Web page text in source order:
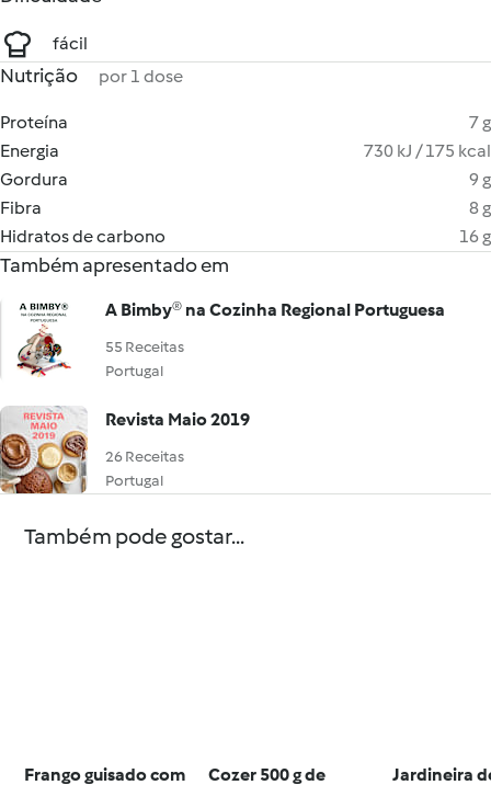
fácil
Nutrição por 1 dose
Proteína
7 g
Energia
730 kJ / 175 kcal
Gordura
9 g
Fibra
8 g
Hidratos de carbono
16 g
Também apresentado em
A Bimby® na Cozinha Regional Portuguesa
55 Receitas
Portugal
Revista Maio 2019
26 Receitas
Portugal
Também pode gostar...
Frango guisado com Cozer 500 g de Jardineira